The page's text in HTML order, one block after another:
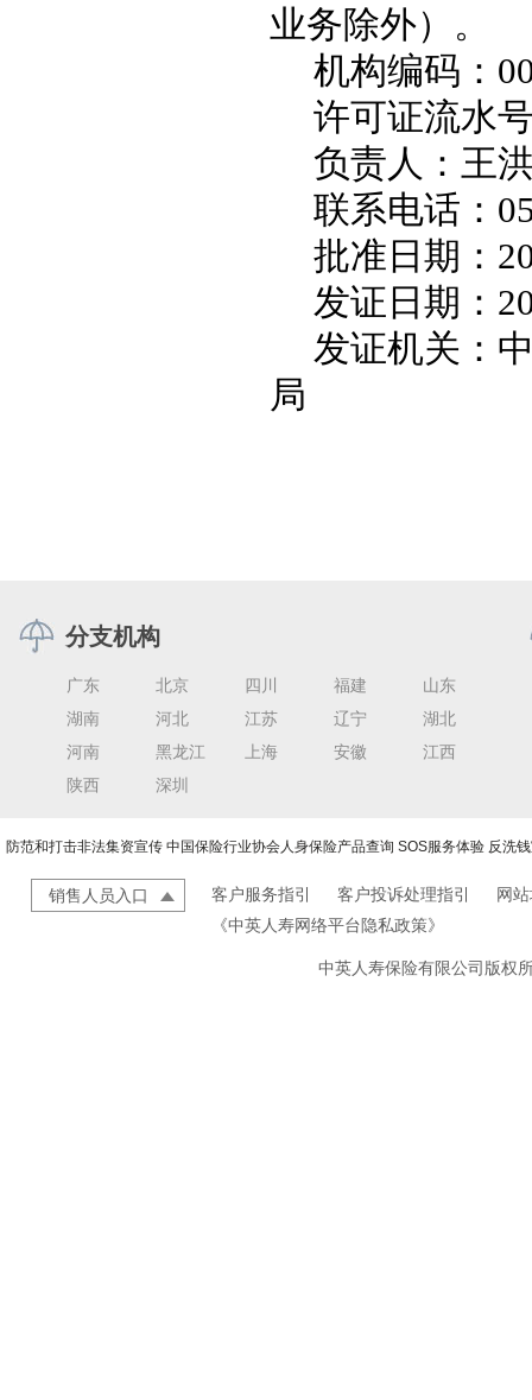
业务除外）。
机构编码：
许可证流水
负责人：王
联系电话：
批准日期：
发证日期：
发证机关：
局
分支机构
广东 北京 四川 福建
山东
湖南
河北 江苏 辽宁
湖北
河南
黑龙江 上海 安徽
江西
陕西
深圳
防范和打击非法集资宣传 中国保险行业协会人身保险产品查询 SOS服务体验 反洗
销售人员入口 客户服务指引 客户投诉处理指引
网
《中英人寿网络平台隐私政策》
中英人寿保险有限公司版权